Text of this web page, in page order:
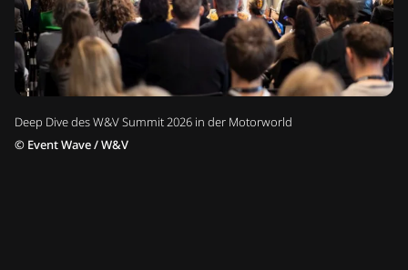
Deep Dive des W&V Summit 2026 in der Motorworld
© Event Wave / W&V